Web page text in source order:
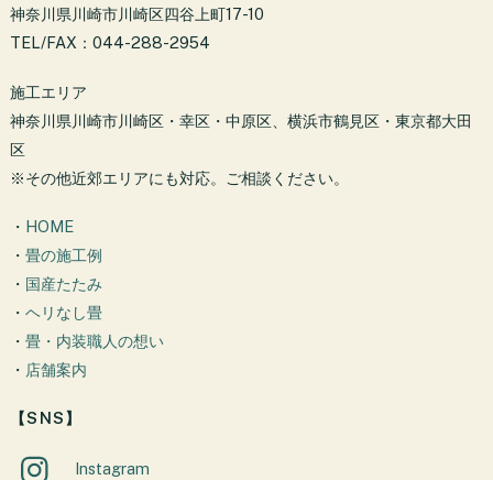
神奈川県川崎市川崎区四谷上町17-10
TEL/FAX：044-288-2954
施工エリア
神奈川県川崎市川崎区・幸区・中原区、横浜市鶴見区・東京都大田
区
※その他近郊エリアにも対応。ご相談ください。
・ HOME
・ 畳の施工例
・ 国産たたみ
・ ヘリなし畳
・ 畳・内装職人の想い
・ 店舗案内
【SNS】
Instagram